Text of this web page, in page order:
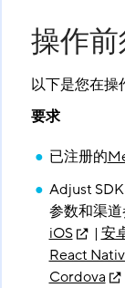
操作
以下是您在操
要求
已注册的
Adjust
参数和渠
iOS
| 安
React
Cordova